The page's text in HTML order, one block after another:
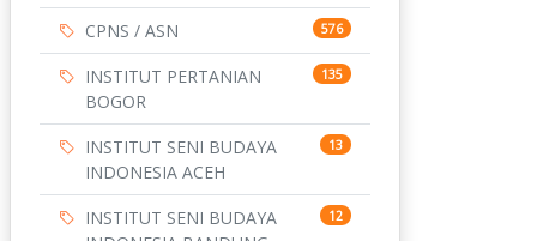
CPNS / ASN 576
INSTITUT PERTANIAN
BOGOR
135
INSTITUT SENI BUDAYA
INDONESIA ACEH
13
INSTITUT SENI BUDAYA
12